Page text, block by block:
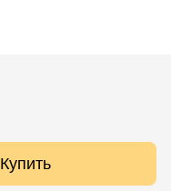
Купить